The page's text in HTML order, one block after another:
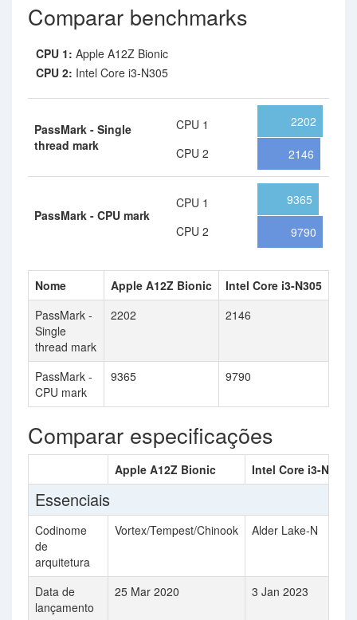
Comparar benchmarks
CPU 1: Apple A12Z Bionic
CPU 2: Intel Core i3-N305
PassMark - Single
thread mark
CPU 1
CPU 2
2202
2146
PassMark - CPU mark
CPU 1
CPU 2
9365
9790
Nome Apple A12Z Bionic
Intel Core i3-N305
PassMark -
Single
thread mark
2202 2146
PassMark -
CPU mark
9365 9790
Comparar especificações
Apple A12Z Bionic Intel Core i3-N305
Essenciais
Codinome
de
arquitetura
Vortex/Tempest/Chinook Alder Lake-N
Data de
lançamento
25 Mar 2020 3 Jan 2023